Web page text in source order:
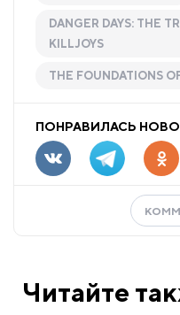
DANGER DAYS: THE
KILLJOYS
THE FOUNDATIONS
ПОНРАВИЛАСЬ
Читайте